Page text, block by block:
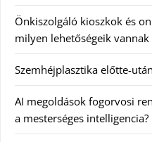
Önkiszolgáló kioszkok és
milyen lehetőségeik
Szemhéjplasztika előtte-
AI megoldások fogorvosi
a mesterséges intelligencia?